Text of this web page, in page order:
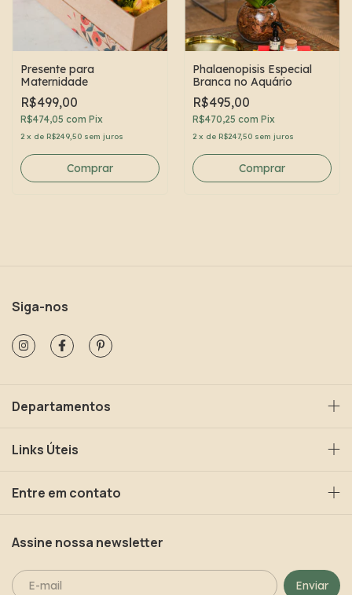
Presente para
Maternidade
R$499,00
R$474,05 com Pix
2 x de R$249,50 sem juros
Phalaenopisis Especial
Branca no Aquário
R$495,00
R$470,25 com Pix
2 x de R$247,50 sem juros
Siga-nos
Departamentos
Links Úteis
Entre em contato
Assine nossa newsletter